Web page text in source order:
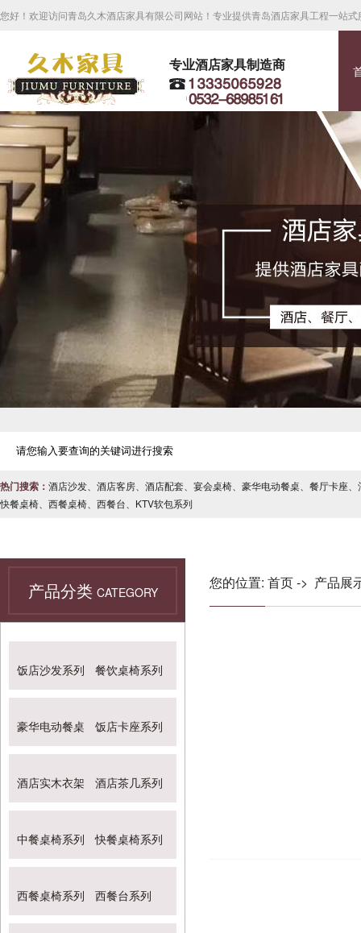
您好！欢迎访问青岛久木酒店家具有限公司网站！专业提供青岛酒店家具工程一站式
专业酒店家具制造商
热门搜索： 酒店沙发 酒店客房 酒店配套 宴会桌椅 豪华电动餐桌 餐厅卡座
快餐桌椅
西餐桌椅 西餐台 KTV软包系列
产品分类 CATEGORY
饭店沙发系列 餐饮桌椅系列
豪华电动餐桌 饭店卡座系列
酒店实木衣架 酒店茶几系列
中餐桌椅系列 快餐桌椅系列
西餐桌椅系列 西餐台系列
您的位置: 首页-> 产品展